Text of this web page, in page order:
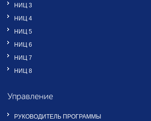
НИЦ 3
НИЦ 4
НИЦ 5
НИЦ 6
НИЦ 7
НИЦ 8
Управление
РУКОВОДИТЕЛЬ ПРОГРАММЫ